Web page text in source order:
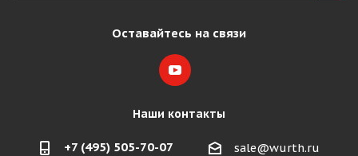
Оставайтесь на связи
Наши контакты
+7 (495) 505-70-07 sale@wurth.ru